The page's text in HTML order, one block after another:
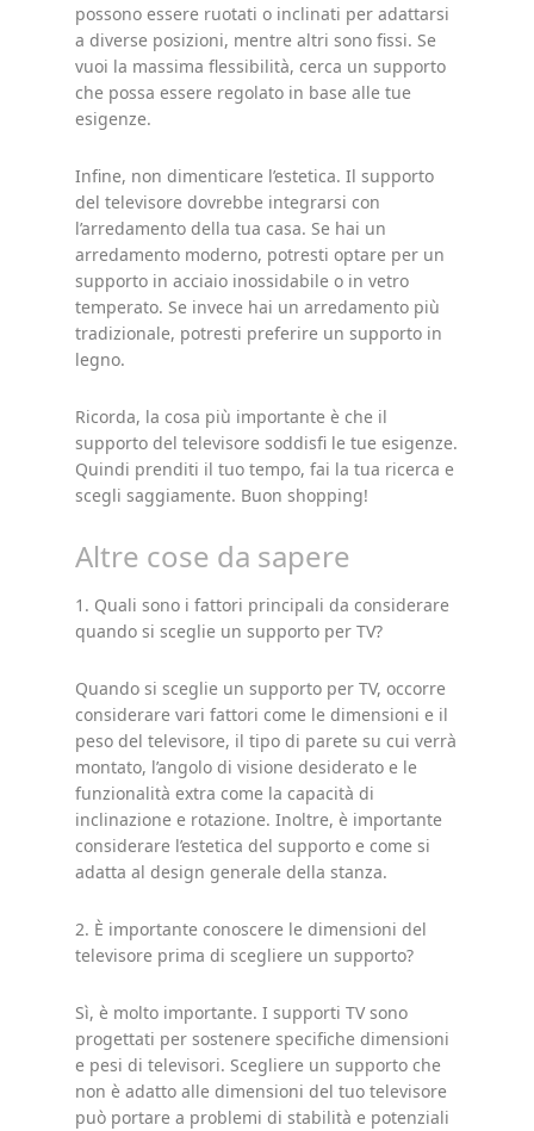
possono essere ruotati o inclinati per adattarsi
a diverse posizioni, mentre altri sono fissi. Se
vuoi la massima flessibilità, cerca un supporto
che possa essere regolato in base alle tue
esigenze.
Infine, non dimenticare l’estetica. Il supporto
del televisore dovrebbe integrarsi con
l’arredamento della tua casa. Se hai un
arredamento moderno, potresti optare per un
supporto in acciaio inossidabile o in vetro
temperato. Se invece hai un arredamento più
tradizionale, potresti preferire un supporto in
legno.
Ricorda, la cosa più importante è che il
supporto del televisore soddisfi le tue esigenze.
Quindi prenditi il tuo tempo, fai la tua ricerca e
scegli saggiamente. Buon shopping!
Altre cose da sapere
1. Quali sono i fattori principali da considerare
quando si sceglie un supporto per TV?
Quando si sceglie un supporto per TV, occorre
considerare vari fattori come le dimensioni e il
peso del televisore, il tipo di parete su cui verrà
montato, l’angolo di visione desiderato e le
funzionalità extra come la capacità di
inclinazione e rotazione. Inoltre, è importante
considerare l’estetica del supporto e come si
adatta al design generale della stanza.
2. È importante conoscere le dimensioni del
televisore prima di scegliere un supporto?
Sì, è molto importante. I supporti TV sono
progettati per sostenere specifiche dimensioni
e pesi di televisori. Scegliere un supporto che
non è adatto alle dimensioni del tuo televisore
può portare a problemi di stabilità e potenziali